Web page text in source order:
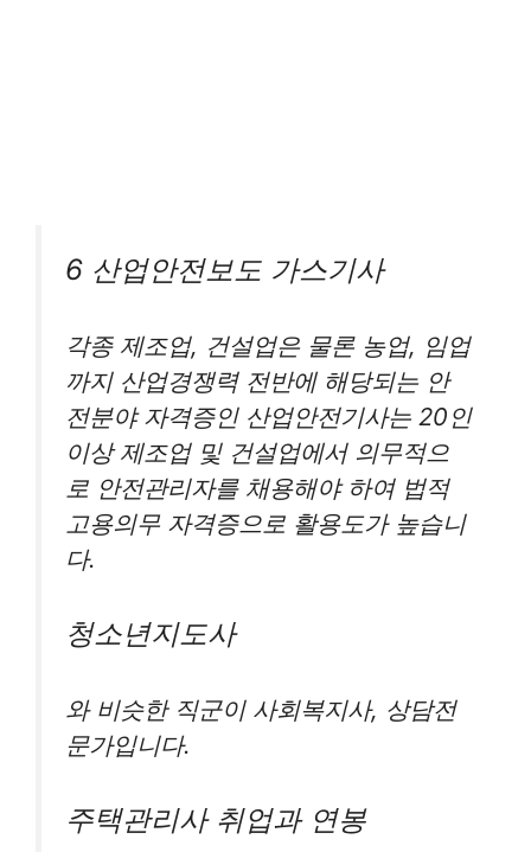
6 산업안전보도 가스기사
각종 제조업, 건설업은 물론 농업, 임업
까지 산업경쟁력 전반에 해당되는 안
전분야 자격증인 산업안전기사는 20인
이상 제조업 및 건설업에서 의무적으
로 안전관리자를 채용해야 하여 법적
고용의무 자격증으로 활용도가 높습니
다.
청소년지도사
와 비슷한 직군이 사회복지사, 상담전
문가입니다.
주택관리사 취업과 연봉